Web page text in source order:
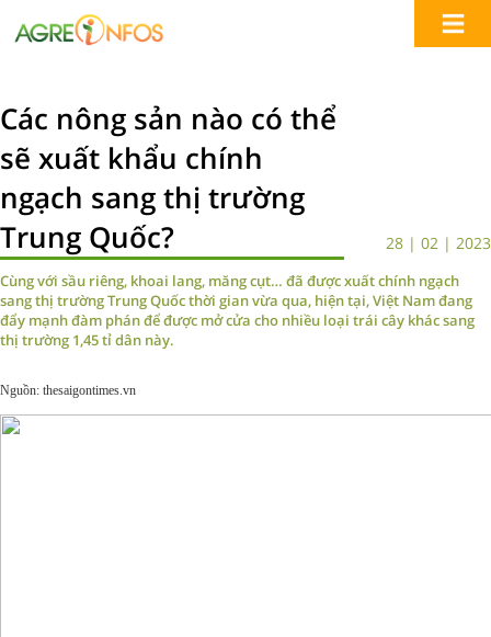
Các nông sản nào có thể
sẽ xuất khẩu chính
ngạch sang thị trường
Trung Quốc?
28 | 02 | 2023
Cùng với sầu riêng, khoai lang, măng cụt… đã được xuất chính ngạch
sang thị trường Trung Quốc thời gian vừa qua, hiện tại, Việt Nam đang
đẩy mạnh đàm phán để được mở cửa cho nhiều loại trái cây khác sang
thị trường 1,45 tỉ dân này.
Nguồn: thesaigontimes.vn